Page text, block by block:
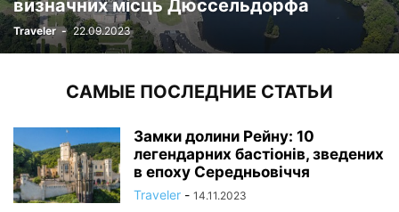
визначних місць Дюссельдорфа
Traveler - 22.09.2023
САМЫЕ ПОСЛЕДНИЕ СТАТЬИ
Замки долини Рейну: 10
легендарних бастіонів, зведених
в епоху Середньовіччя
Traveler - 14.11.2023